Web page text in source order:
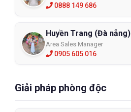
0888 149 686
Huyền Trang (Đà nẵng)
Area Sales Manager
0905 605 016
Giải pháp phòng độc